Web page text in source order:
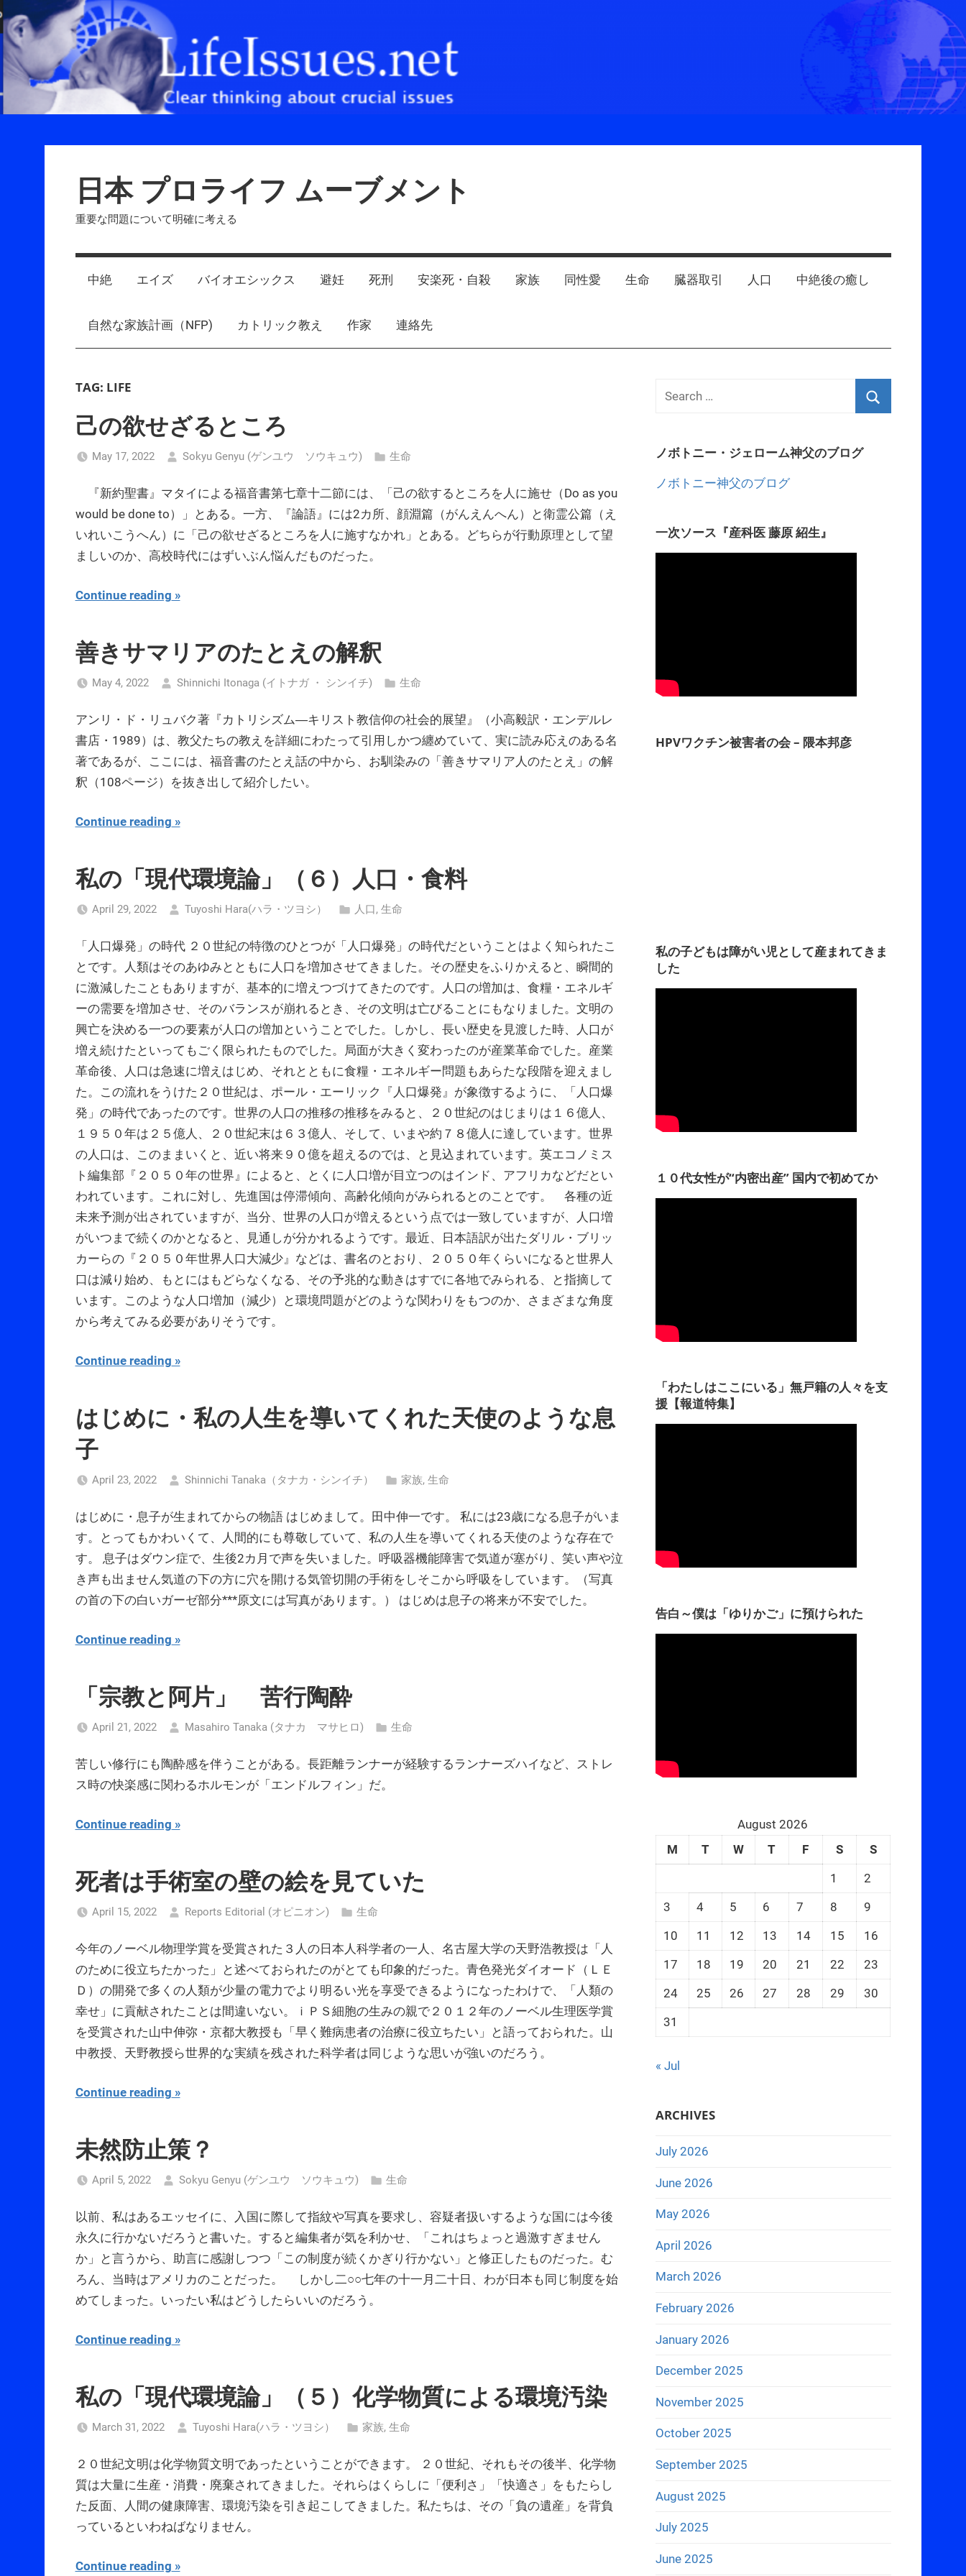
Skip
to
content
日本 プロライフ ムーブメント
重要な問題について明確に考える
中絶 エイズ バイオエシックス 避妊 死刑 安楽死・自殺 家族 同性愛 生命 臓器取引 人口 中絶後の癒し
自然な家族計画（NFP) カトリック教え 作家 連絡先
TAG: LIFE
己の欲せざるところ
May 17, 2022 Sokyu Genyu (ゲンユウ ソウキュウ) 生命
『新約聖書』マタイによる福音書第七章十二節には、「己の欲するところを人に施せ（Do as you
would be done to）」とある。一方、『論語』には2カ所、顔淵篇（がんえんへん）と衛霊公篇（え
いれいこうへん）に「己の欲せざるところを人に施すなかれ」とある。どちらが行動原理として望
ましいのか、高校時代にはずいぶん悩んだものだった。
Continue reading
善きサマリアのたとえの解釈
May 4, 2022 Shinnichi Itonaga (イトナガ ・ シンイチ) 生命
アンリ・ド・リュバク著『カトリシズム―キリスト教信仰の社会的展望』（小高毅訳・エンデルレ
書店・1989）は、教父たちの教えを詳細にわたって引用しかつ纏めていて、実に読み応えのある名
著であるが、ここには、福音書のたとえ話の中から、お馴染みの「善きサマリア人のたとえ」の解
釈（108ページ）を抜き出して紹介したい。
Continue reading
私の「現代環境論」（６）人口・食料
April 29, 2022 Tuyoshi Hara(ハラ・ツヨシ） 人口, 生命
「人口爆発」の時代 ２０世紀の特徴のひとつが「人口爆発」の時代だということはよく知られたこ
とです。人類はそのあゆみとともに人口を増加させてきました。その歴史をふりかえると、瞬間的
に激減したこともありますが、基本的に増えつづけてきたのです。人口の増加は、食糧・エネルギ
ーの需要を増加させ、そのバランスが崩れるとき、その文明は亡びることにもなりました。文明の
興亡を決める一つの要素が人口の増加ということでした。しかし、長い歴史を見渡した時、人口が
増え続けたといってもごく限られたものでした。局面が大きく変わったのが産業革命でした。産業
革命後、人口は急速に増えはじめ、それとともに食糧・エネルギー問題もあらたな段階を迎えまし
た。この流れをうけた２０世紀は、ポール・エーリック『人口爆発』が象徴するように、「人口爆
発」の時代であったのです。世界の人口の推移の推移をみると、２０世紀のはじまりは１６億人、
１９５０年は２５億人、２０世紀末は６３億人、そして、いまや約７８億人に達しています。世界
の人口は、このままいくと、近い将来９０億を超えるのでは、と見込まれています。英エコノミス
ト編集部『２０５０年の世界』によると、とくに人口増が目立つのはインド、アフリカなどだとい
われています。これに対し、先進国は停滞傾向、高齢化傾向がみられるとのことです。 各種の近
未来予測が出されていますが、当分、世界の人口が増えるという点では一致していますが、人口増
がいつまで続くのかとなると、見通しが分かれるようです。最近、日本語訳が出たダリル・ブリッ
カーらの『２０５０年世界人口大減少』などは、書名のとおり、２０５０年くらいになると世界人
口は減り始め、もとにはもどらなくなる、その予兆的な動きはすでに各地でみられる、と指摘して
います。このような人口増加（減少）と環境問題がどのような関わりをもつのか、さまざまな角度
から考えてみる必要がありそうです。
Continue reading
はじめに・私の人生を導いてくれた天使のような息
子
April 23, 2022 Shinnichi Tanaka（タナカ・シンイチ） 家族, 生命
はじめに・息子が生まれてからの物語 はじめまして。田中伸一です。 私には23歳になる息子がいま
す。とってもかわいくて、人間的にも尊敬していて、私の人生を導いてくれる天使のような存在で
す。 息子はダウン症で、生後2カ月で声を失いました。呼吸器機能障害で気道が塞がり、笑い声や泣
き声も出ません気道の下の方に穴を開ける気管切開の手術をしそこから呼吸をしています。（写真
の首の下の白いガーゼ部分***原文には写真があります。） はじめは息子の将来が不安でした。
Continue reading
「宗教と阿片」 苦行陶酔
April 21, 2022 Masahiro Tanaka (タナカ マサヒロ) 生命
苦しい修行にも陶酔感を伴うことがある。長距離ランナーが経験するランナーズハイなど、ストレ
ス時の快楽感に関わるホルモンが「エンドルフィン」だ。
Continue reading
死者は手術室の壁の絵を見ていた
April 15, 2022 Reports Editorial (オピニオン) 生命
今年のノーベル物理学賞を受賞された３人の日本人科学者の一人、名古屋大学の天野浩教授は「人
のために役立ちたかった」と述べておられたのがとても印象的だった。青色発光ダイオード（ＬＥ
Ｄ）の開発で多くの人類が少量の電力でより明るい光を享受できるようになったわけで、「人類の
幸せ」に貢献されたことは間違いない。ｉＰＳ細胞の生みの親で２０１２年のノーベル生理医学賞
を受賞された山中伸弥・京都大教授も「早く難病患者の治療に役立ちたい」と語っておられた。山
中教授、天野教授ら世界的な実績を残された科学者は同じような思いが強いのだろう。
Continue reading
未然防止策？
April 5, 2022 Sokyu Genyu (ゲンユウ ソウキュウ) 生命
以前、私はあるエッセイに、入国に際して指紋や写真を要求し、容疑者扱いするような国には今後
永久に行かないだろうと書いた。すると編集者が気を利かせ、「これはちょっと過激すぎません
か」と言うから、助言に感謝しつつ「この制度が続くかぎり行かない」と修正したものだった。む
ろん、当時はアメリカのことだった。 しかし二○○七年の十一月二十日、わが日本も同じ制度を始
めてしまった。いったい私はどうしたらいいのだろう。
Continue reading
私の「現代環境論」（５）化学物質による環境汚染
March 31, 2022 Tuyoshi Hara(ハラ・ツヨシ） 家族, 生命
２０世紀文明は化学物質文明であったということができます。 ２０世紀、それもその後半、化学物
質は大量に生産・消費・廃棄されてきました。それらはくらしに「便利さ」「快適さ」をもたらし
た反面、人間の健康障害、環境汚染を引き起こしてきました。私たちは、その「負の遺産」を背負
っているといわねばなりません。
Continue reading
ノボトニー・ジェローム神父のブログ
ノボトニー神父のブログ
一次ソース『産科医 藤原 紹生』
HPVワクチン被害者の会 – 隈本邦彦
私の子どもは障がい児として産まれてきま
した
１０代女性が“内密出産” 国内で初めてか
「わたしはここにいる」無戸籍の人々を支
援【報道特集】
告白～僕は「ゆりかご」に預けられた
August 2026
M
T W T F S
S
1
2
3
4 5 6 7 8
9
10
11 12 13 14 15
16
17
18 19 20 21 22
23
24
25 26 27 28 29
30
31
« Jul
ARCHIVES
July 2026
June 2026
May 2026
April 2026
March 2026
February 2026
January 2026
December 2025
November 2025
October 2025
September 2025
August 2025
July 2025
June 2025